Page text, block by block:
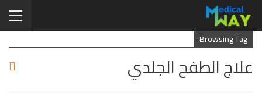
Browsing Tag
علاج الطفح الجلدي